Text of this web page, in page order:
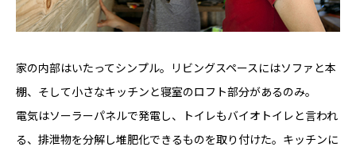
家の内部はいたってシンプル。リビングスペースにはソファと本
棚、そして小さなキッチンと寝室のロフト部分があるのみ。
電気はソーラーパネルで発電し、トイレもバイオトイレと言われ
る、排泄物を分解し堆肥化できるものを取り付けた。キッチンに